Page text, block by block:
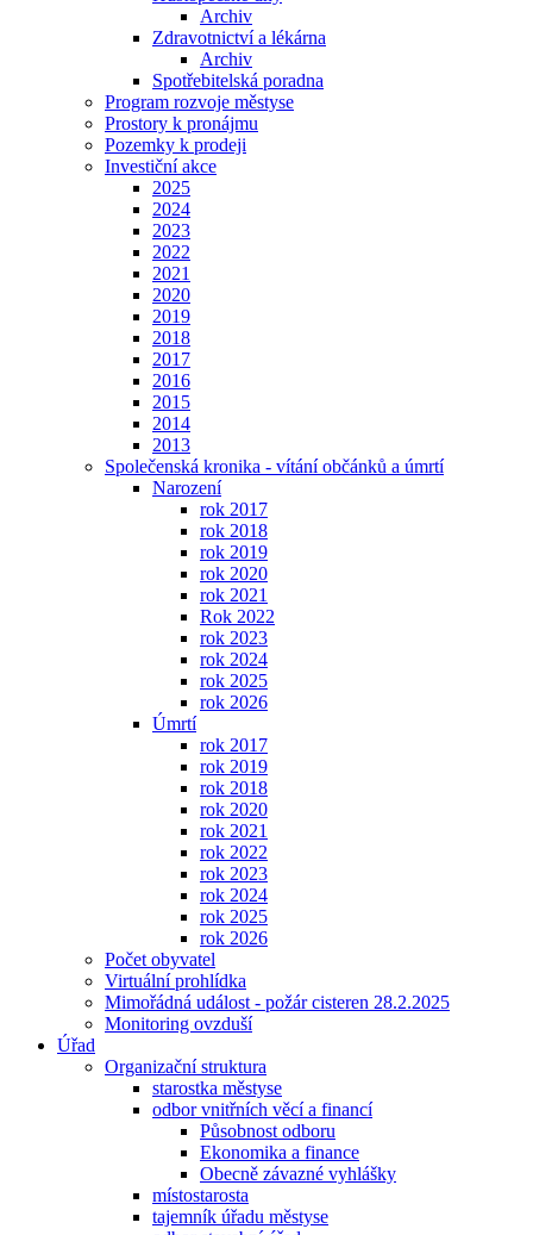
Archiv
Zdravotnictví a lékárna
Archiv
Spotřebitelská poradna
Program rozvoje městyse
Prostory k pronájmu
Pozemky k prodeji
Investiční akce
2025
2024
2023
2022
2021
2020
2019
2018
2017
2016
2015
2014
2013
Společenská kronika - vítání občánků a úmrtí
Narození
rok 2017
rok 2018
rok 2019
rok 2020
rok 2021
Rok 2022
rok 2023
rok 2024
rok 2025
rok 2026
Úmrtí
rok 2017
rok 2019
rok 2018
rok 2020
rok 2021
rok 2022
rok 2023
rok 2024
rok 2025
rok 2026
Počet obyvatel
Virtuální prohlídka
Mimořádná událost - požár cisteren 28.2.2025
Monitoring ovzduší
Úřad
Organizační struktura
starostka městyse
odbor vnitřních věcí a financí
Působnost odboru
Ekonomika a finance
Obecně závazné vyhlášky
místostarosta
tajemník úřadu městyse